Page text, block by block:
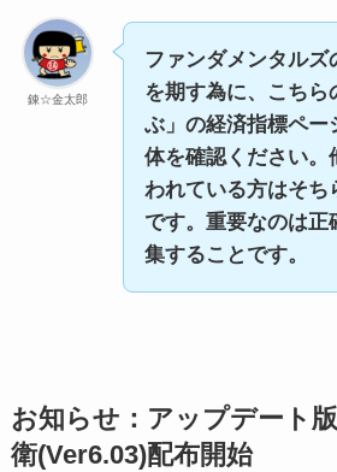
錬☆金太郎
ファンダメンタルズ
を期す為に、こちら
ぶ」の経済指標ペー
体を確認ください。
われている方はそち
です。重要なのは正
集することです。
お知らせ：アップデート
衛(Ver6.03)配布開始